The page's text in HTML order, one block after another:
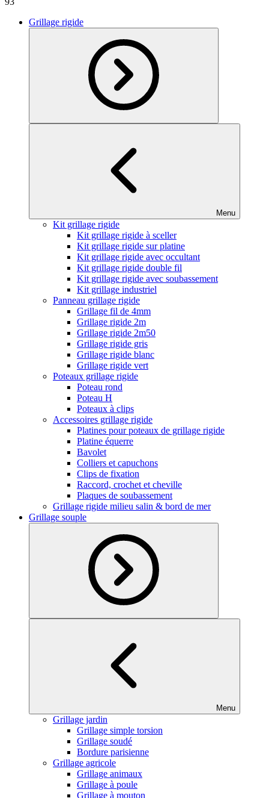
Grillage rigide
Menu
Kit grillage rigide
Kit grillage rigide à sceller
Kit grillage rigide sur platine
Kit grillage rigide avec occultant
Kit grillage rigide double fil
Kit grillage rigide avec soubassement
Kit grillage industriel
Panneau grillage rigide
Grillage fil de 4mm
Grillage rigide 2m
Grillage rigide 2m50
Grillage rigide gris
Grillage rigide blanc
Grillage rigide vert
Poteaux grillage rigide
Poteau rond
Poteau H
Poteaux à clips
Accessoires grillage rigide
Platines pour poteaux de grillage rigide
Platine équerre
Bavolet
Colliers et capuchons
Clips de fixation
Raccord, crochet et cheville
Plaques de soubassement
Grillage rigide milieu salin & bord de mer
Grillage souple
Menu
Grillage jardin
Grillage simple torsion
Grillage soudé
Bordure parisienne
Grillage agricole
Grillage animaux
Grillage à poule
Grillage à mouton